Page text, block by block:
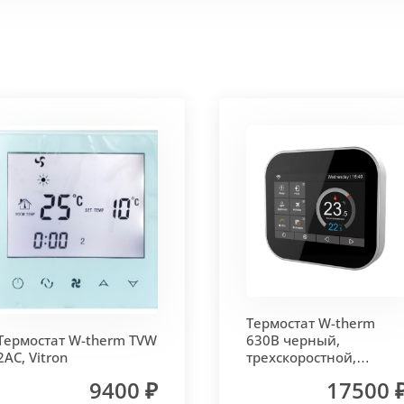
покрытием чёрного цвета.
- золото, бронза, чёрный, серебро (без доплат)
решетки - 13мм.Может быть изменена на 10 или 18
W-therm TVW
Vitron
9400 ₽
Термостат W-therm
630В черный,
трехскоростной,
17500